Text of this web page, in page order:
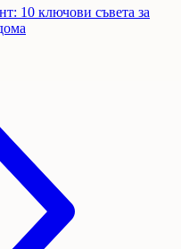
10 ключови съвета за